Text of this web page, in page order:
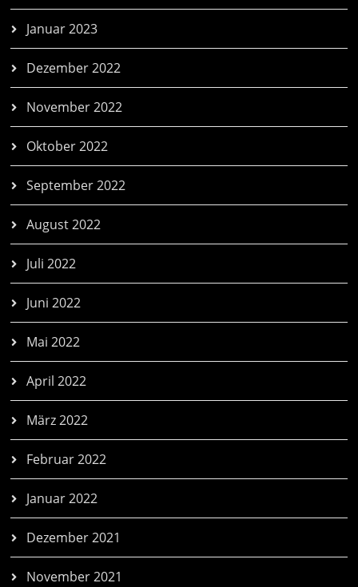
Januar 2023
Dezember 2022
November 2022
Oktober 2022
September 2022
August 2022
Juli 2022
Juni 2022
Mai 2022
April 2022
März 2022
Februar 2022
Januar 2022
Dezember 2021
November 2021